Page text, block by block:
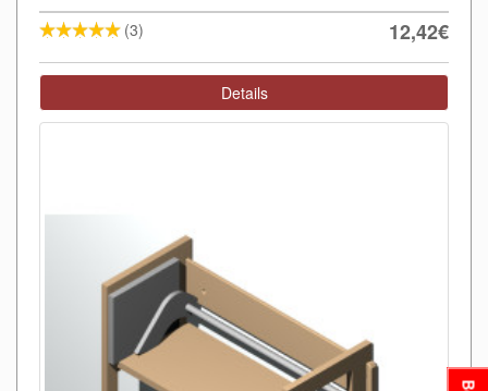
(3) 12,42€
Details